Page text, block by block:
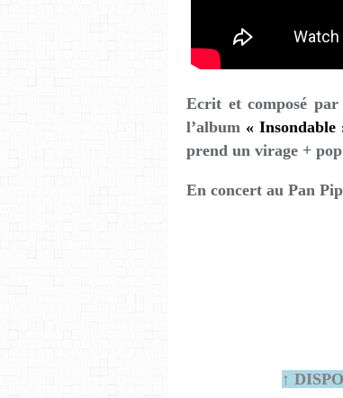
Ecrit et composé
l’album « Insondable
prend un virage +
En concert au Pan
↑